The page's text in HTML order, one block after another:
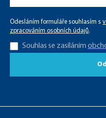
Odesláním formuláře souhlasím s
zpracováním osobních údajů.
Souhlas se zasíláním